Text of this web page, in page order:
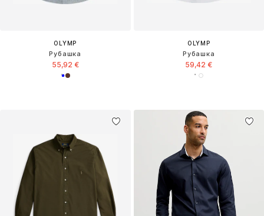
OLYMP
Рубашка
55,92 €
OLYMP
Рубашка
59,42 €